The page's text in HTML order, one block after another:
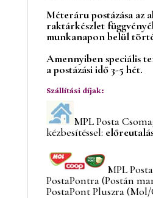
Méteráru postázása az
raktárkészlet
munkanapon belül
Amennyiben speciális
a postázási idő 3-5 hét.
Szállítási díjak:
MPL Posta
kézbesítéssel:
MPL
PostaPontra (Postán
PostaPont Pluszra